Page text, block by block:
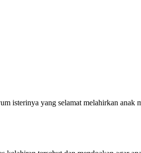
isterinya yang selamat melahirkan anak